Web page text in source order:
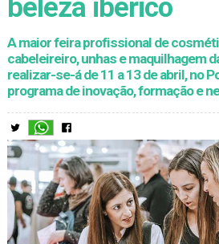
beleza ibérico
A maior feira profissional de
cabeleireiro, unhas e maquilhagem
realizar-se-á de 11 a 13 de abril, no
programa de inovação, formação e